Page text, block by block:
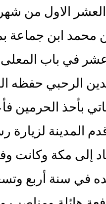
الاول من
محمد ابن
في باب
الرحبي حفظه
بأحذ الحرمين
المدينة لزيارة
إلى مكة وكانت
في سنة أربع